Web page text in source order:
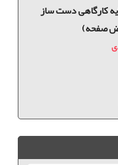
کارگاهی دست ساز
صفحه)